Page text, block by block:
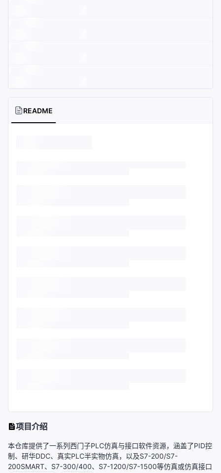
README
项目介绍
本仓库提供了一系列西门子PLC仿真与接口软件资源，涵盖了PID控
制、研华DDC、真实PLC半实物仿真，以及S7-200/S7-
200SMART、S7-300/400、S7-1200/S7-1500等仿真或仿真接口